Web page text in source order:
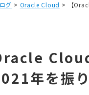
グ > Oracle Cloud > 【
年を振